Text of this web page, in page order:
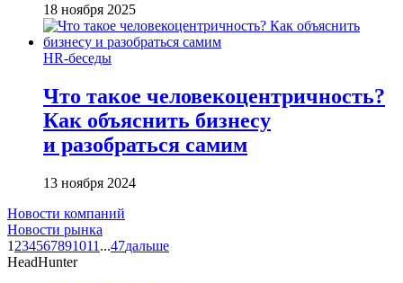
18 ноября 2025
HR-беседы
Что такое человеко­центричность?
Как объяснить бизнесу
и разобраться самим
13 ноября 2024
Новости компаний
Новости рынка
1 234567891011 ...47дальше
HeadHunter